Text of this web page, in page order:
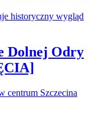
Dolnej Odry